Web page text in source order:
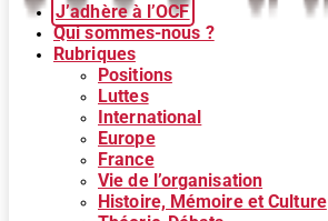
J’adhère à l’OCF
Qui sommes-nous ?
Rubriques
Positions
Luttes
International
Europe
France
Vie de l’organisation
Histoire, Mémoire et Culture